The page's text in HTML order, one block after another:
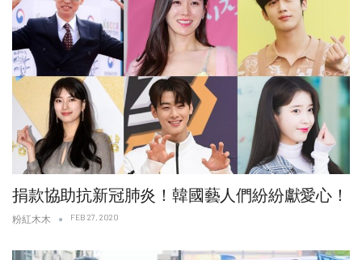
捐款協助抗新冠肺炎！韓國藝人們紛紛獻愛心！
粉紅木木 FEB 27, 2020